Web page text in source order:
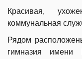
Красивая,
коммунальная
Рядом
гимназия имени